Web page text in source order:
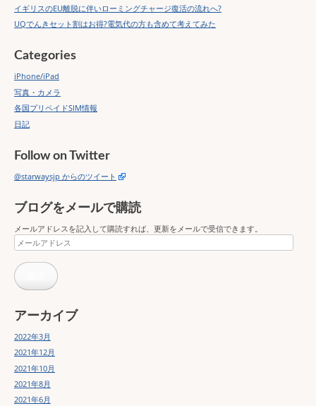
イギリスのEU離脱に伴いローミングチャージ復活の流れへ?
UQでんきセット割はお得?電気代の方も含めて考えてみた
Categories
iPhone/iPad
写真・カメラ
各国プリペイドSIM情報
日記
Follow on Twitter
@starwaysjp からのツイート
ブログをメールで購読
メールアドレスを記入して購読すれば、更新をメールで受信できます。
メ
ー
ル
ア
ド
ス
アーカイブ
2022年3月
2021年12月
2021年10月
2021年8月
2021年6月